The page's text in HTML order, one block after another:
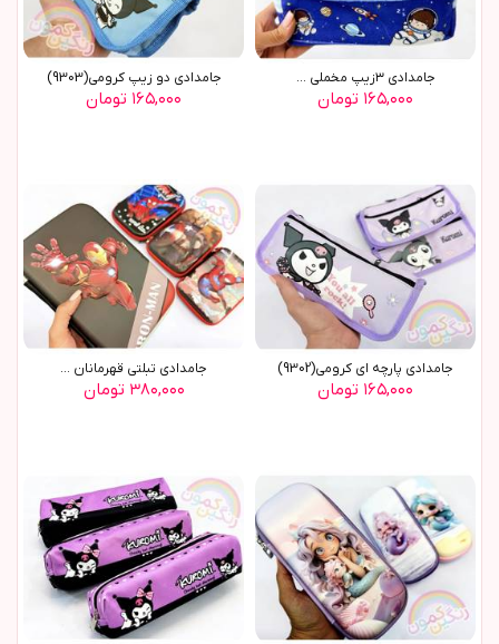
جامدادي ٣زيپ مخملي ...
۱۶۵,۰۰۰ تومان
جامدادي دو زيپ کرومي(9303)
۱۶۵,۰۰۰ تومان
جامدادي پارچه اي کرومي(9302)
۱۶۵,۰۰۰ تومان
جامدادي تبلتي قهرمانان ...
۳۸۰,۰۰۰ تومان